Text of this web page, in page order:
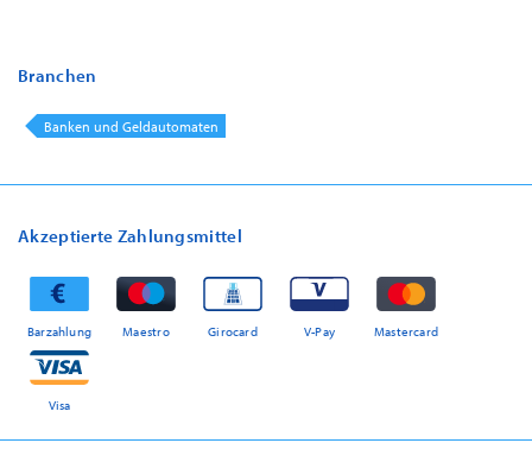
Branchen
Banken und Geldautomaten
Akzeptierte Zahlungsmittel
Barzahlung Maestro Girocard V-Pay Mastercard
Visa